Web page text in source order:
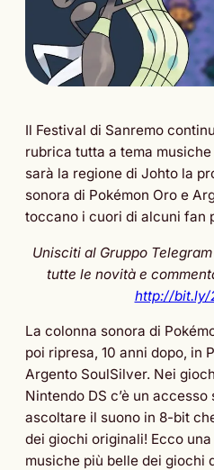
Il Festival di Sanremo
rubrica tutta a tema
sarà la regione di Johto la
sonora di Pokémon Oro e
toccano i cuori di alcuni fan
Unisciti al Gruppo
tutte le novità e
http://bit.ly/
La colonna sonora di
poi ripresa, 10 anni dopo, in
Argento SoulSilver. Nei
Nintendo DS c’è un
ascoltare il suono in 8-bit
dei giochi originali! Ecco
musiche più belle dei giochi